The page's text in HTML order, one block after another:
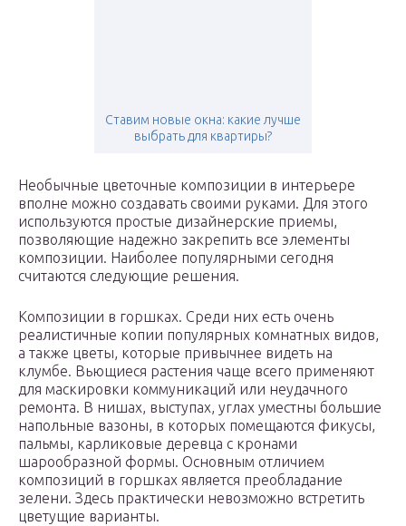
Ставим новые окна: какие лучше
выбрать для квартиры?
Необычные цветочные композиции в интерьере
вполне можно создавать своими руками. Для этого
используются простые дизайнерские приемы,
позволяющие надежно закрепить все элементы
композиции. Наиболее популярными сегодня
считаются следующие решения.
Композиции в горшках. Среди них есть очень
реалистичные копии популярных комнатных видов,
а также цветы, которые привычнее видеть на
клумбе. Вьющиеся растения чаще всего применяют
для маскировки коммуникаций или неудачного
ремонта. В нишах, выступах, углах уместны большие
напольные вазоны, в которых помещаются фикусы,
пальмы, карликовые деревца с кронами
шарообразной формы. Основным отличием
композиций в горшках является преобладание
зелени. Здесь практически невозможно встретить
цветущие варианты.